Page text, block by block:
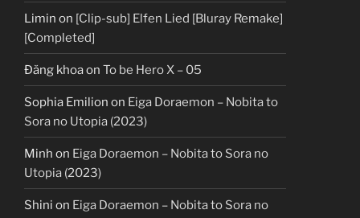
Limin on [Clip-sub] Elfen Lied [Bluray Remake]
[Completed]
Đăng khoaon To be Hero X – 05
Sophia Emilion on Eiga Doraemon – Nobita to
Sora no Utopia (2023)
Minh on Eiga Doraemon – Nobita to Sora no
Utopia (2023)
Shini on Eiga Doraemon – Nobita to Sora no